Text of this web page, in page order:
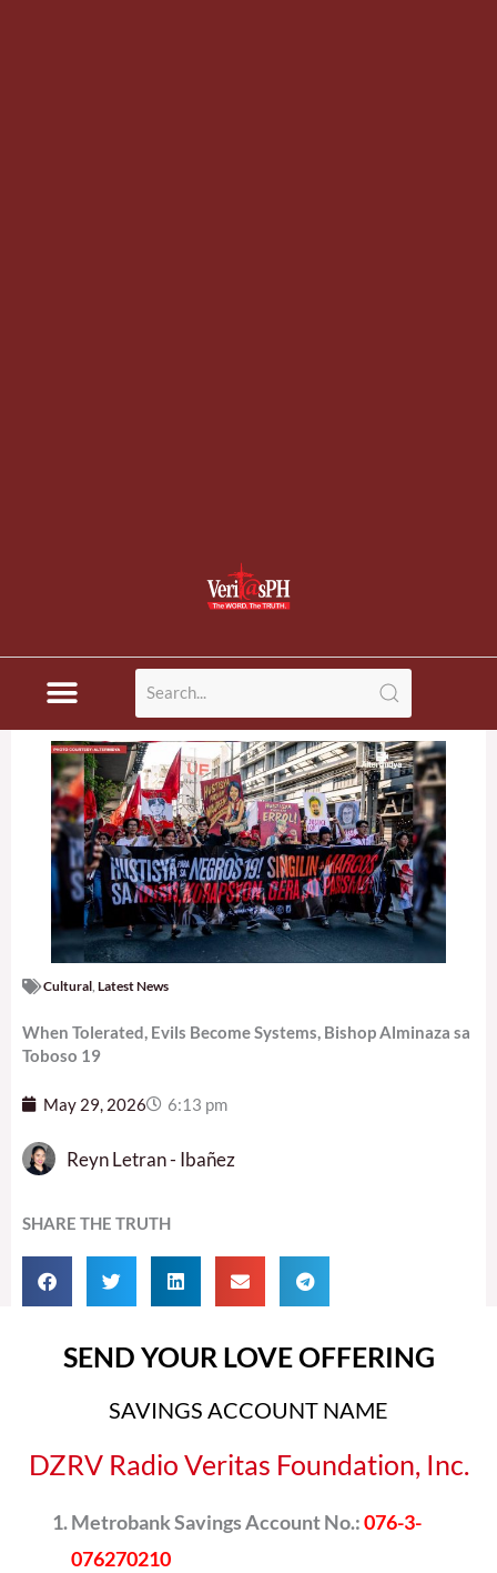
Cultural Latest News
When Tolerated, Evils Become Systems, Bishop Alminaza sa
Toboso 19
May 29, 2026 6:13 pm
Reyn Letran - Ibañez
SHARE THE TRUTH
SEND YOUR LOVE OFFERING
SAVINGS ACCOUNT NAME
DZRV Radio Veritas Foundation, Inc.
Metrobank Savings Account No.:076-3-
076270210